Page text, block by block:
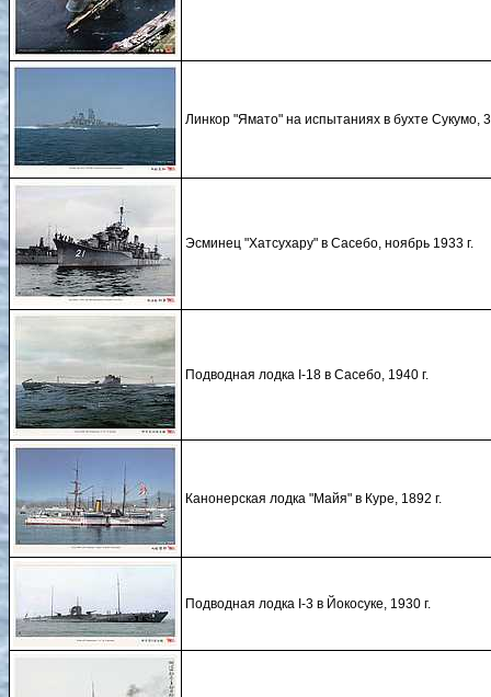
Линкор "Ямато" на испытаниях в бухте Сукумо,
Эсминец "Хатсухару" в Сасебо, ноябрь 1933 г.
Подводная лодка I-18 в Сасебо, 1940 г.
Канонерская лодка "Майя" в Куре, 1892 г.
Подводная лодка I-3 в Йокосуке, 1930 г.